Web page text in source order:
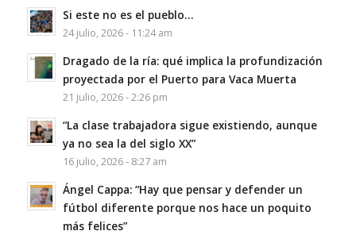
Si este no es el pueblo…
24 julio, 2026 - 11:24 am
Dragado de la ría: qué implica la profundización
proyectada por el Puerto para Vaca Muerta
21 julio, 2026 - 2:26 pm
“La clase trabajadora sigue existiendo, aunque
ya no sea la del siglo XX”
16 julio, 2026 - 8:27 am
Ángel Cappa: “Hay que pensar y defender un
fútbol diferente porque nos hace un poquito
más felices”